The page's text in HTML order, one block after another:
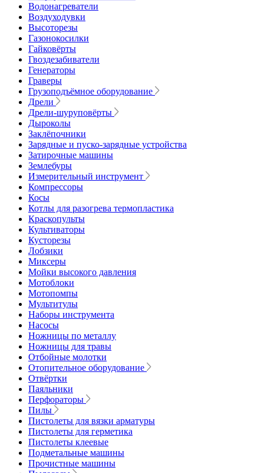
Водонагреватели
Воздуходувки
Высоторезы
Газонокосилки
Гайковёрты
Гвоздезабиватели
Генераторы
Граверы
Грузоподъёмное оборудование
Дрели
Дрели-шуруповёрты
Дыроколы
Заклёпочники
Зарядные и пуско-зарядные устройства
Затирочные машины
Землебуры
Измерительный инструмент
Компрессоры
Косы
Котлы для разогрева термопластика
Краскопульты
Культиваторы
Кусторезы
Лобзики
Миксеры
Мойки высокого давления
Мотоблоки
Мотопомпы
Мультитулы
Наборы инструмента
Насосы
Ножницы по металлу
Ножницы для травы
Отбойные молотки
Отопительное оборудование
Отвёртки
Паяльники
Перфораторы
Пилы
Пистолеты для вязки арматуры
Пистолеты для герметика
Пистолеты клеевые
Подметальные машины
Прочистные машины